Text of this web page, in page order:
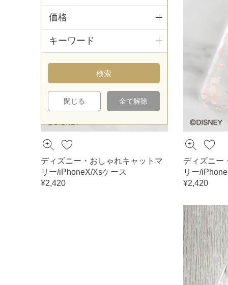
価格
キーワード
閉じる 全て解除
ディズニー・おしゃれキャットマ
リー/iPhoneX/Xsケース
¥2,420
ディズニー
リー/
¥2,420